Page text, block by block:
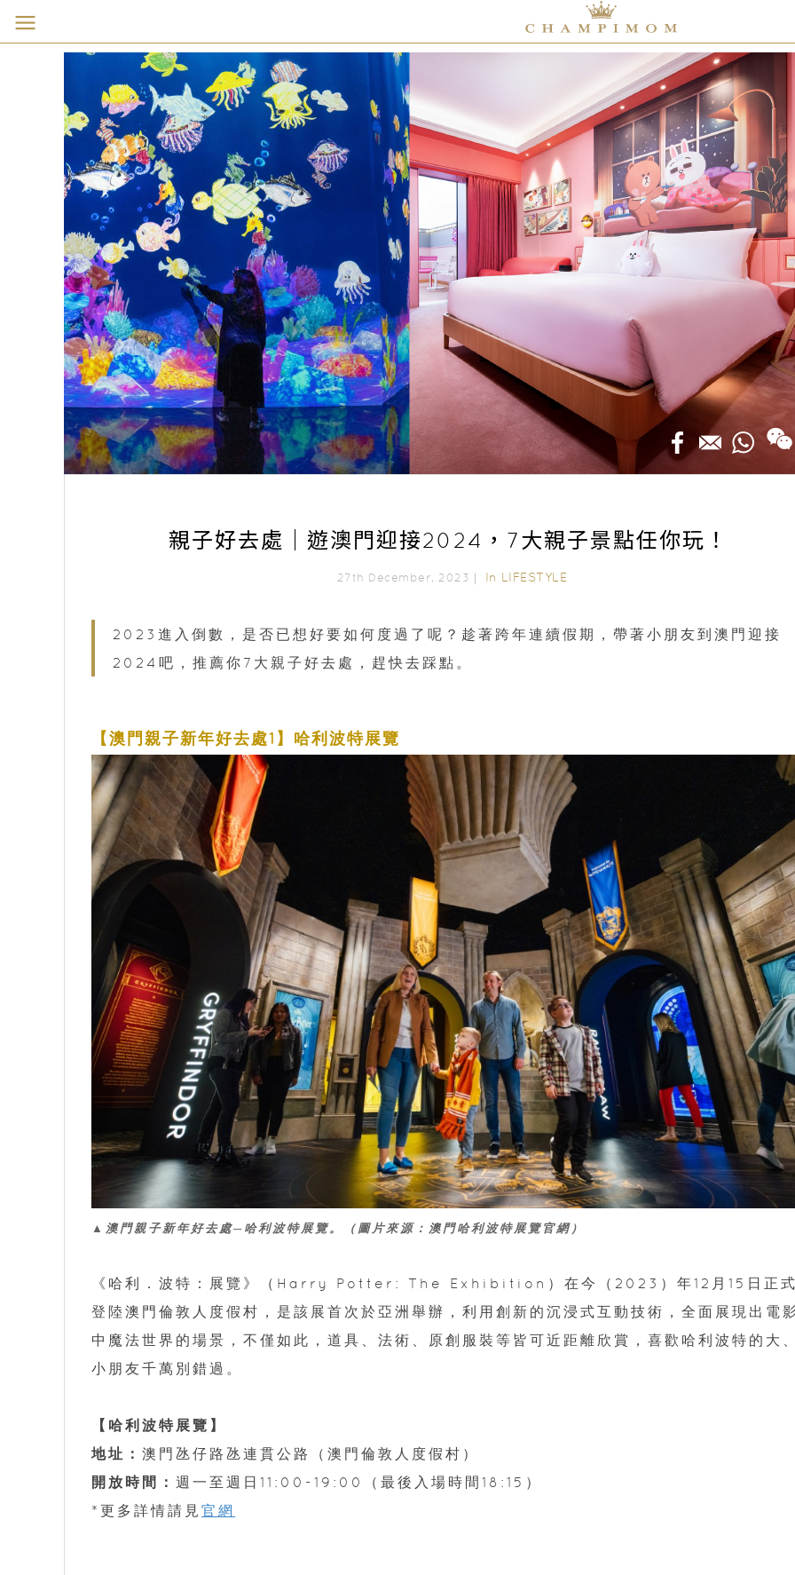
親子好去處｜遊澳門迎接2024，7大親子景點任你玩！
27th December, 2023｜ In LIFESTYLE
2023進入倒數，是否已想好要如何度過了呢？趁著跨年連續假期，帶著小朋友到澳門迎接
2024吧，推薦你7大親子好去處，趕快去踩點。
【澳門親子新年好去處1】哈利波特展覽
▲澳門親子新年好去處─哈利波特展覽。（圖片來源：澳門哈利波特展覽官網）
《哈利．波特：展覽》（Harry Potter: The Exhibition）在今（2023）年12月15日正
登陸澳門倫敦人度假村，是該展首次於亞洲舉辦，利用創新的沉浸式互動技術，全面展現出電
中魔法世界的場景，不僅如此，道具、法術、原創服裝等皆可近距離欣賞，喜歡哈利波特的大
小朋友千萬別錯過。
【哈利波特展覽】
地址： 澳門氹仔路氹連貫公路（澳門倫敦人度假村）
開放時間： 週一至週日11:00-19:00（最後入場時間18:15）
*更多詳情請見 官網